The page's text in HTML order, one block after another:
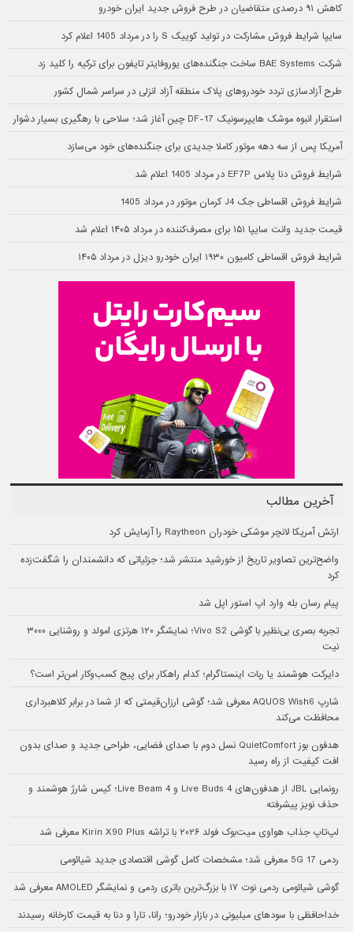
کاهش ۹۱ درصدی متقاضیان در طرح فروش جدید ایران خودرو
سایپا شرایط فروش مشارکت در تولید کوییک S را در مرداد 1405 اعلام کرد
شرکت BAE Systems ساخت جنگنده‌های یوروفایتر تایفون برای ترکیه را کلید زد
طرح آزادسازی تردد خودروهای پلاک منطقه آزاد انزلی در سراسر شمال کشور
استقرار انبوه موشک هایپرسونیک DF-17 چین آغاز شد؛ سلاحی با رهگیری بسیار دشوار
آمریکا پس از سه دهه موتور کاملا جدیدی برای جنگنده‌های خود می‌سازد
شرایط فروش دنا پلاس EF7P در مرداد 1405 اعلام شد
شرایط فروش اقساطی جک J4 کرمان موتور در مرداد 1405
قیمت جدید وانت سایپا ۱۵۱ برای مصرف‌کننده در مرداد ۱۴۰۵ اعلام شد
شرایط فروش اقساطی کامیون ۱۹۳۰ ایران خودرو دیزل در مرداد ۱۴۰۵
آخرین مطالب
ارتش آمریکا لانچر موشکی خودران Raytheon را آزمایش کرد
واضح‌ترین تصاویر تاریخ از خورشید منتشر شد؛ جزئیاتی که دانشمندان را شگفت‌زده
کرد
پیام رسان بله وارد اپ استور اپل شد
تجربه بصری بی‌نظیر با گوشی Vivo S2؛ نمایشگر ۱۲۰ هرتزی امولد و روشنایی ۳۰۰۰
نیت
دایرکت هوشمند یا ربات اینستاگرام؛ کدام راهکار برای پیج کسب‌وکار امن‌تر است؟
شارپ AQUOS Wish6 معرفی شد؛ گوشی ارزان‌قیمتی که از شما در برابر کلاهبرداری
محافظت می‌کند
هدفون بوز QuietComfort نسل دوم با صدای فضایی، طراحی جدید و صدای بدون
افت کیفیت از راه رسید
رونمایی JBL از هدفون‌های Live Buds 4 و Live Beam 4؛ کیس شارژ هوشمند و
حذف نویز پیشرفته
لپ‌تاپ جذاب هواوی میت‌بوک فولد ۲۰۲۶ با تراشه Kirin X90 Plus معرفی شد
ردمی 17 5G معرفی شد؛ مشخصات کامل گوشی اقتصادی جدید شیائومی
گوشی شیائومی ردمی نوت ۱۷ با بزرگ‌ترین باتری ردمی و نمایشگر AMOLED معرفی شد
خداحافظی با سودهای میلیونی در بازار خودرو؛ رانا، تارا و دنا به قیمت کارخانه رسیدند